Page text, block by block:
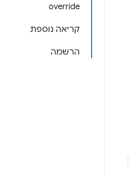
override
קריאה נוספת
הרשמה